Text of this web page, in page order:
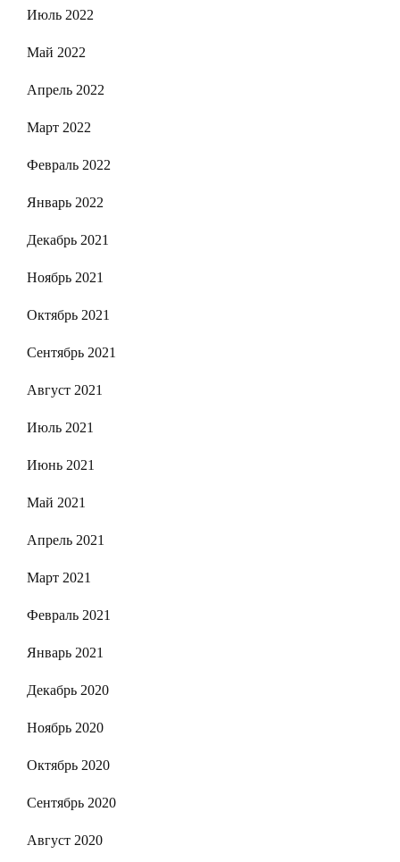
Июль 2022
Май 2022
Апрель 2022
Март 2022
Февраль 2022
Январь 2022
Декабрь 2021
Ноябрь 2021
Октябрь 2021
Сентябрь 2021
Август 2021
Июль 2021
Июнь 2021
Май 2021
Апрель 2021
Март 2021
Февраль 2021
Январь 2021
Декабрь 2020
Ноябрь 2020
Октябрь 2020
Сентябрь 2020
Август 2020